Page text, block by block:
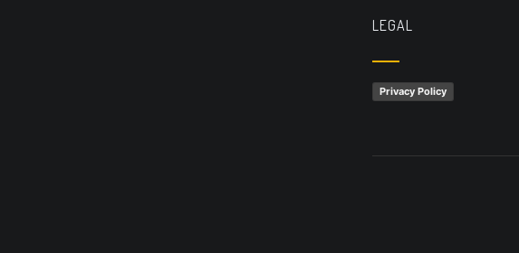
LEGAL
Privacy Policy